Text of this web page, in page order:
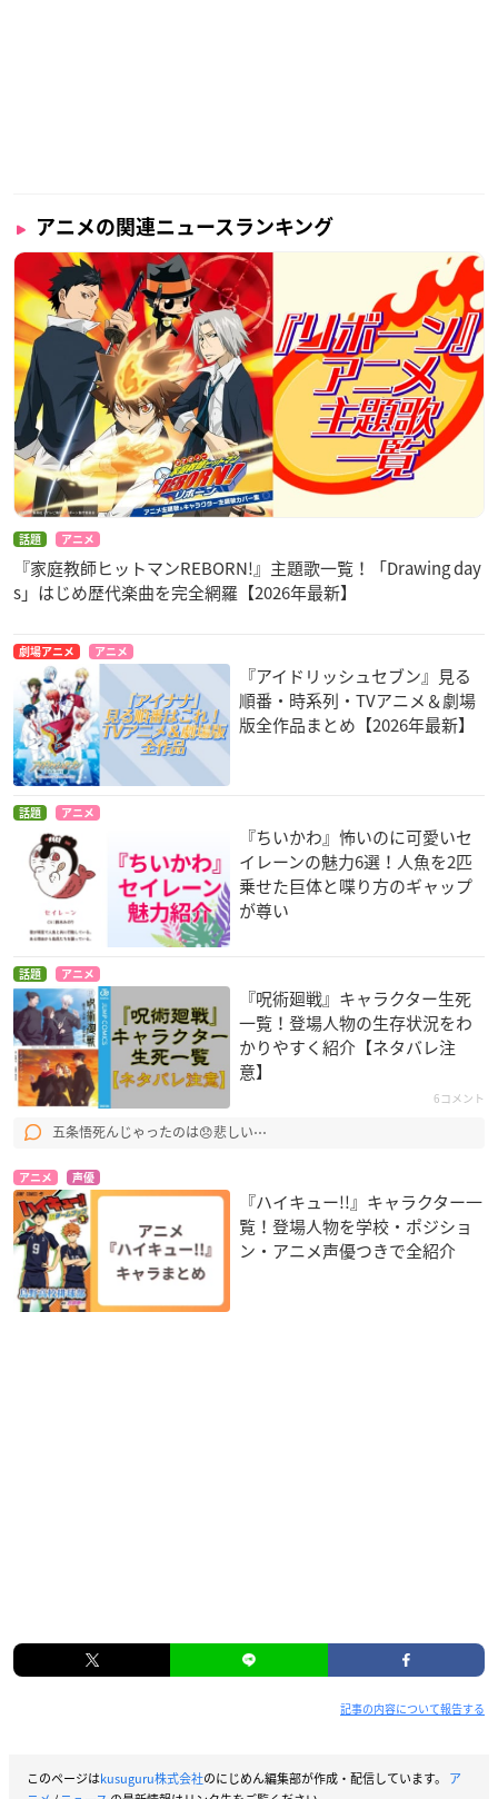
アニメの関連ニュースランキング
話題 アニメ
『家庭教師ヒットマンREBORN!』主題歌一覧！「Drawing day
s」はじめ歴代楽曲を完全網羅【2026年最新】
劇場アニメ アニメ
『アイドリッシュセブン』見る
順番・時系列・TVアニメ＆劇場
版全作品まとめ【2026年最新】
話題 アニメ
『ちいかわ』怖いのに可愛いセ
イレーンの魅力6選！人魚を2匹
乗せた巨体と喋り方のギャップ
が尊い
話題 アニメ
『呪術廻戦』キャラクター生死
一覧！登場人物の生存状況をわ
かりやすく紹介【ネタバレ注
意】
6コメント
五条悟死んじゃったのは😞悲しい⋯
アニメ 声優
『ハイキュー!!』キャラクター一
覧！登場人物を学校・ポジショ
ン・アニメ声優つきで全紹介
記事の内容について報告する
このページはkusuguru株式会社のにじめん編集部が作成・配信しています。 ア